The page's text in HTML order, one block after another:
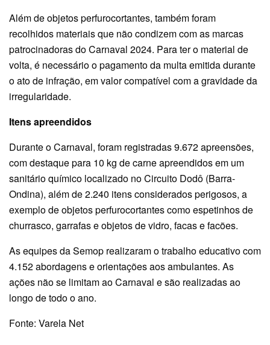
Além de objetos perfurocortantes, também foram
recolhidos materiais que não condizem com as marcas
patrocinadoras do Carnaval 2024. Para ter o material de
volta, é necessário o pagamento da multa emitida durante
o ato de infração, em valor compatível com a gravidade da
irregularidade.
Itens apreendidos
Durante o Carnaval, foram registradas 9.672 apreensões,
com destaque para 10 kg de carne apreendidos em um
sanitário químico localizado no Circuito Dodô (Barra-
Ondina), além de 2.240 itens considerados perigosos, a
exemplo de objetos perfurocortantes como espetinhos de
churrasco, garrafas e objetos de vidro, facas e facões.
As equipes da Semop realizaram o trabalho educativo com
4.152 abordagens e orientações aos ambulantes. As
ações não se limitam ao Carnaval e são realizadas ao
longo de todo o ano.
Fonte: Varela Net